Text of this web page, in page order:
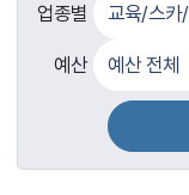
업종별
예산